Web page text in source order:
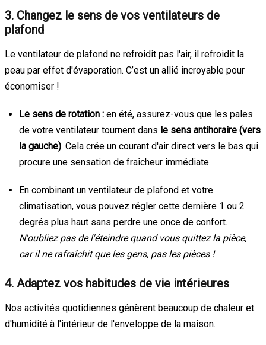
3. Changez le sens de vos ventilateurs de
plafond
Le ventilateur de plafond ne refroidit pas l'air, il refroidit la
peau par effet d'évaporation. C’est un allié incroyable pour
économiser !
Le sens de rotation : en été, assurez-vous que les pales
de votre ventilateur tournent dans le sens antihoraire (vers
la gauche). Cela crée un courant d'air direct vers le bas qui
procure une sensation de fraîcheur immédiate.
En combinant un ventilateur de plafond et votre
climatisation, vous pouvez régler cette dernière 1 ou 2
degrés plus haut sans perdre une once de confort.
N'oubliez pas de l'éteindre quand vous quittez la pièce,
car il ne rafraîchit que les gens, pas les pièces !
4. Adaptez vos habitudes de vie intérieures
Nos activités quotidiennes génèrent beaucoup de chaleur et
d'humidité à l'intérieur de l'enveloppe de la maison.